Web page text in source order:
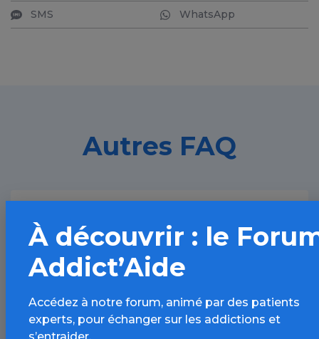
SMS WhatsApp
Autres FAQ
Le cannabis médical est-il autorisée ?
À découvrir : le
Addict’Aide
Accédez à notre forum, animé par des patients
experts, pour échanger sur les addictions et
s’entraider.